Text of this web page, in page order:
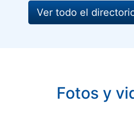
Ver todo el
Fotos y